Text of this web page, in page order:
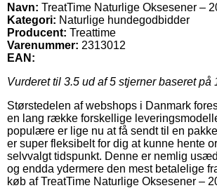
Navn: TreatTime Naturlige Oksesener –
Kategori: Naturlige hundegodbidder
Producent: Treattime
Varenummer: 2313012
EAN:
Vurderet til 3.5 ud af 5 stjerner baseret på
Størstedelen af webshops i Danmark
en lang række forskellige
populære er lige nu at få sendt til en
er super fleksibelt for dig at kunne hente
selvvalgt tidspunkt. Denne er nemlig
og endda ydermere den mest betalelige
køb af TreatTime Naturlige Oksesener –